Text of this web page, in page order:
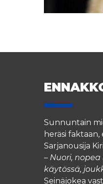
Sunnuntain
heräsi faktaan,
Sarjanousija
– Nuori,
käytössä,
Seinäjokea